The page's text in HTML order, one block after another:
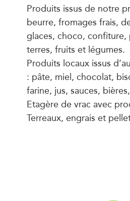
Produits issus de notre
beurre, fromages frais,
glaces, choco, confiture,
terres, fruits et légumes.
Produits locaux issus
: pâte, miel, chocolat,
farine, jus, sauces,
Etagère de vrac avec
Terreaux, engrais et